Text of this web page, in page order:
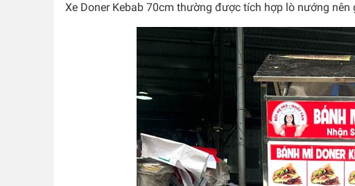
Xe Doner Kebab 70cm thường được tích hợp lò nướng